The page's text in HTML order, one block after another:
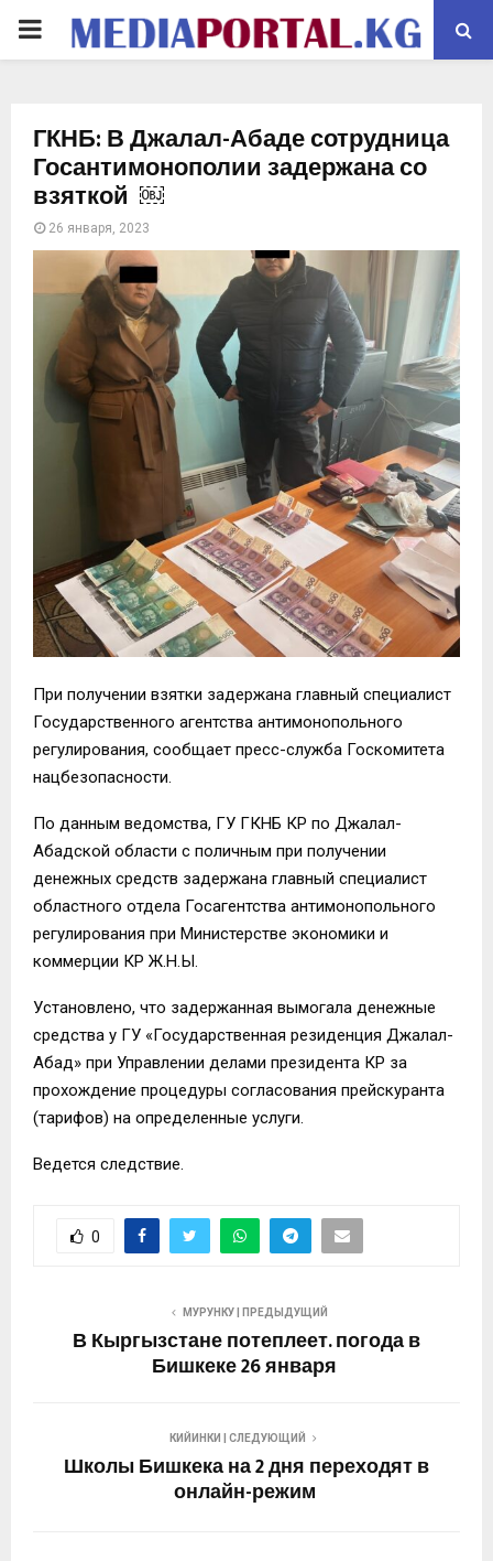
PRIMARY
ГКНБ: В Джалал-Абаде сотрудница
Госантимонополии задержана со
взяткой ￼
26 января, 2023
При получении взятки задержана главный специалист
Государственного агентства антимонопольного
регулирования, сообщает пресс-служба Госкомитета
нацбезопасности.
По данным ведомства, ГУ ГКНБ КР по Джалал-
Абадской области с поличным при получении
денежных средств задержана главный специалист
областного отдела Госагентства антимонопольного
регулирования при Министерстве экономики и
коммерции КР Ж.Н.Ы.
Установлено, что задержанная вымогала денежные
средства у ГУ «Государственная резиденция Джалал-
Абад» при Управлении делами президента КР за
прохождение процедуры согласования прейскуранта
(тарифов) на определенные услуги.
Ведется следствие.
0
МУРУНКУ | ПРЕДЫДУЩИЙ
В Кыргызстане потеплеет. погода в
Бишкеке 26 января
КИЙИНКИ | СЛЕДУЮЩИЙ
Школы Бишкека на 2 дня переходят в
онлайн-режим